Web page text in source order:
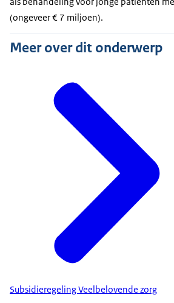
(ongeveer € 7 miljoen).
Meer over dit onderwerp
Subsidieregeling Veelbelovende zorg